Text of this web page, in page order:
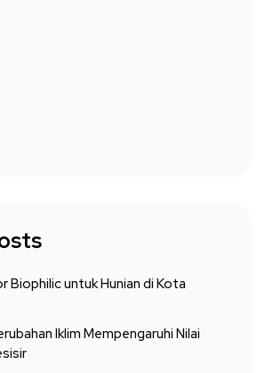
Biophilic untuk Hunian di Kota
Iklim Mempengaruhi Nilai